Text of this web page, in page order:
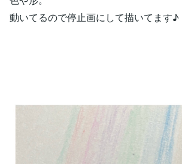
動いてるので停止画にして描いてます♪